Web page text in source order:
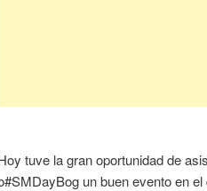
tuve la gran oportunidad de
un buen evento en